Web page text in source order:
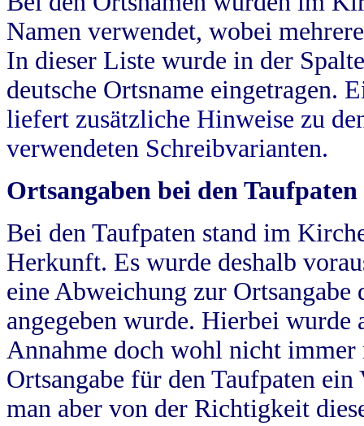
Namen verwendet, wobei
In dieser Liste wurde in der
deutsche Ortsname eingetragen.
liefert zusätzliche Hinweise zu
verwendeten Schreibvarianten.
Ortsangaben bei den Taufpaten
Bei den Taufpaten stand im
Herkunft. Es wurde deshalb
eine Abweichung zur
angegeben wurde. Hierbei wurde
Annahme doch wohl nicht
Ortsangabe für den Taufpaten
man aber von der Richtigkeit